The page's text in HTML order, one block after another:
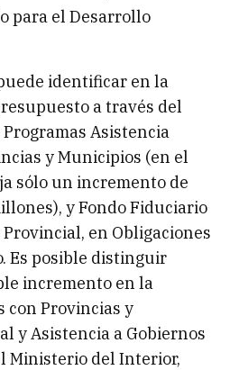
para el Desarrollo
identificar en la
a través del
Asistencia
y Municipios (en el
sólo un incremento de
y Fondo Fiduciario
en Obligaciones
Es posible distinguir
incremento en la
con Provincias y
y Asistencia a Gobiernos
Ministerio del Interior,